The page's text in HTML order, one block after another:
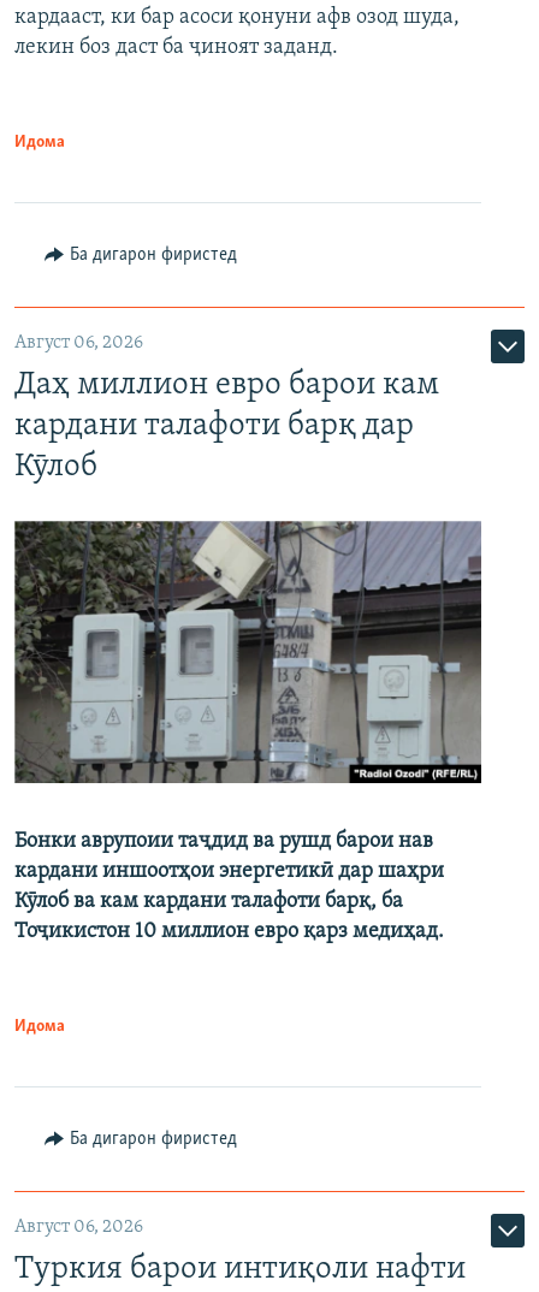
кардааст, ки бар асоси қонуни афв озод шуда,
лекин боз даст ба ҷиноят заданд.
Идома
Ба дигарон фиристед
Август 06, 2026
Даҳ миллион евро барои кам
кардани талафоти барқ дар
Кӯлоб
Бонки аврупоии таҷдид ва рушд барои нав
кардани иншоотҳои энергетикӣ дар шаҳри
Кӯлоб ва кам кардани талафоти барқ, ба
Тоҷикистон 10 миллион евро қарз медиҳад.
Идома
Ба дигарон фиристед
Август 06, 2026
Туркия барои интиқоли нафти